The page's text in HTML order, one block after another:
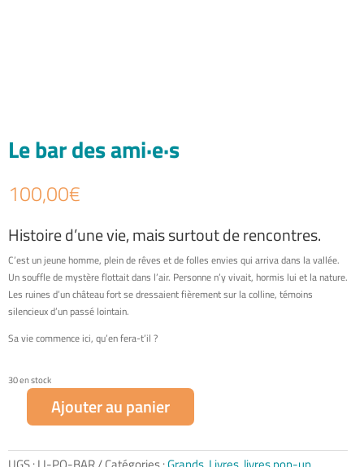
Le bar des ami·e·s
100,00€
Histoire d’une vie, mais surtout de rencontres.
C’est un jeune homme, plein de rêves et de folles envies qui arriva dans la vallée.
Un souffle de mystère flottait dans l’air. Personne n’y vivait, hormis lui et la nature.
Les ruines d’un château fort se dressaient fièrement sur la colline, témoins
silencieux d’un passé lointain.
Sa vie commence ici, qu’en fera-t’il ?
30 en stock
quantité
Le
Ajouter au panier